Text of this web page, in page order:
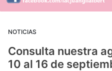
NOTICIAS
Consulta nuestra
10 al 16 de